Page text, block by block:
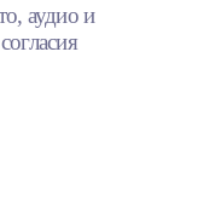
аудио и